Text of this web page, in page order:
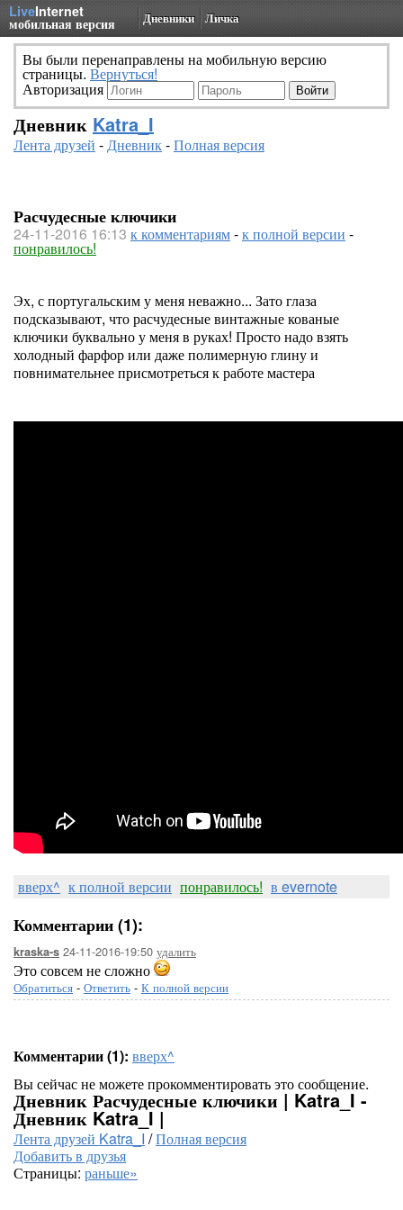
LiveInternet
мобильная версия Дневники Личка
Вы были перенаправлены на мобильную версию
страницы. Вернуться!
Авторизация
Дневник Katra_I
Лента друзей -Дневник-Полная версия
Расчудесные ключики
24-11-2016 16:13 к комментариям-к полной версии -
понравилось!
Эх, с португальским у меня неважно... Зато глаза
подсказывают, что расчудесные винтажные кованые
ключики буквально у меня в руках! Просто надо взять
холодный фарфор или даже полимерную глину и
повнимательнее присмотреться к работе мастера
вверх^ к полной версии понравилось! в evernote
Комментарии (1):
kraska-s 24-11-2016-19:50 удалить
Это совсем не сложно
Обратиться - Ответить - К полной версии
Комментарии (1): вверх^
Вы сейчас не можете прокомментировать это сообщение.
Дневник Расчудесные ключики | Katra_I -
Дневник Katra_I |
Лента друзей Katra_I /Полная версия
Добавить в друзья
Страницы: раньше»